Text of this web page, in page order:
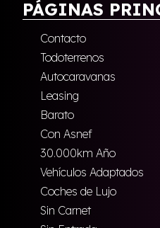
PÁGINAS
Contacto
Todoterrenos
Autocaravanas
Leasing
Barato
Con Asnef
30.000km Año
Vehículos Adaptados
Coches de Lujo
Sin Carnet